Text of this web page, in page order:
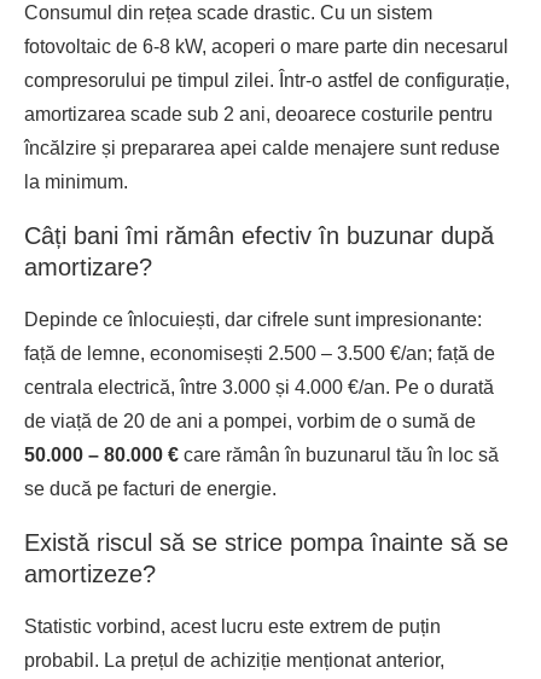
Consumul din rețea scade drastic. Cu un sistem
fotovoltaic de 6-8 kW, acoperi o mare parte din necesarul
compresorului pe timpul zilei. Într-o astfel de configurație,
amortizarea scade sub 2 ani, deoarece costurile pentru
încălzire și prepararea apei calde menajere sunt reduse
la minimum.
Câți bani îmi rămân efectiv în buzunar după
amortizare?
Depinde ce înlocuiești, dar cifrele sunt impresionante:
față de lemne, economisești 2.500 – 3.500 €/an; față de
centrala electrică, între 3.000 și 4.000 €/an. Pe o durată
de viață de 20 de ani a pompei, vorbim de o sumă de
50.000 – 80.000 € care rămân în buzunarul tău în loc să
se ducă pe facturi de energie.
Există riscul să se strice pompa înainte să se
amortizeze?
Statistic vorbind, acest lucru este extrem de puțin
probabil. La prețul de achiziție menționat anterior,